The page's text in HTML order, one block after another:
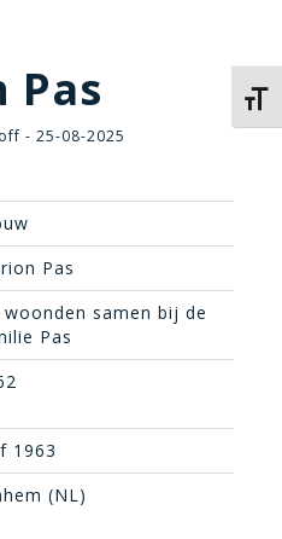
Pas
- 25-08-2025
Pas
woonden samen bij de
Pas
1963
(NL)